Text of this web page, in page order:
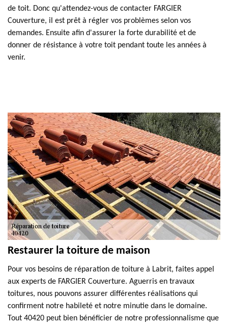
de toit. Donc qu'attendez-vous de contacter FARGIER
Couverture, il est prêt à régler vos problèmes selon vos
demandes. Ensuite afin d'assurer la forte durabilité et de
donner de résistance à votre toit pendant toute les années à
venir.
Restaurer la toiture de maison
Pour vos besoins de réparation de toiture à Labrit, faites appel
aux experts de FARGIER Couverture. Aguerris en travaux
toitures, nous pouvons assurer différentes réalisations qui
confirment notre habileté et notre minutie dans le domaine.
Tout 40420 peut bien bénéficier de notre professionnalisme que